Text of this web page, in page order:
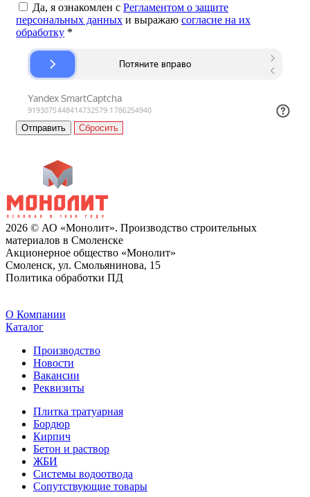
Да, я ознакомлен с Регламентом о защите
персональных данных и выражаю согласие на их
обработку *
Сбросить
2026 © АО «Монолит». Производство строительных
материалов в Смоленске
Акционерное общество «Монолит»
Смоленск, ул. Смольянинова, 15
Политика обработки ПД
O Компании
Каталог
Производство
Новости
Вакансии
Реквизиты
Плитка тратуарная
Бордюр
Кирпич
Бетон и раствор
ЖБИ
Системы водоотвода
Сопутствующие товары